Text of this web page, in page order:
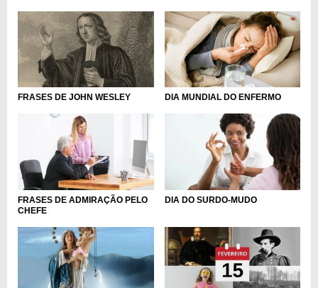
FRASES DE JOHN WESLEY DIA MUNDIAL DO ENFERMO
FRASES DE ADMIRAÇÃO PELO
CHEFE
DIA DO SURDO-MUDO